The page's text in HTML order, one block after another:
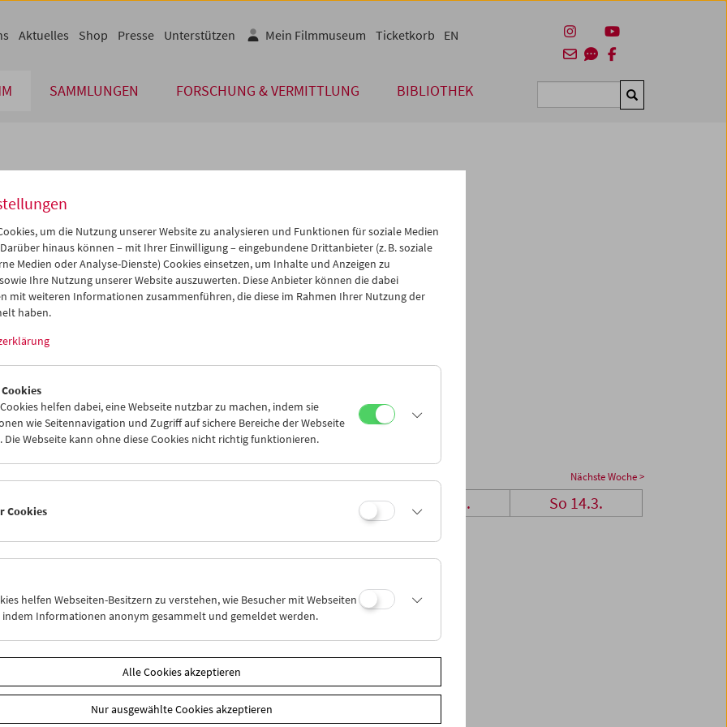
SAMMLUNGEN FORSCHUNG & VERMITTLUNG BIBLIOTHEK Suchen
Aktuelles Shop Presse Unterstützen Mein Filmmuseum Ticketkorb EN
Mär 2027 >>
Mi Do Fr Sa So
03 04 05 06
07
10 11 12 13
14
17 18
24 25
07
iCalender
Programmheft-PDF
English language or subtitles
Nächste Woche >
Mi 10.3. Sa 13.3. So 14.3.
um die Nutzung unserer Website zu analysieren und Funktionen für soziale Medien
hinaus können – mit Ihrer Einwilligung – eingebundene Drittanbieter (z. B. soziale
Medien oder Analyse-Dienste) Cookies einsetzen, um Inhalte und Anzeigen zu
Ihre Nutzung unserer Website auszuwerten. Diese Anbieter können die dabei
mit weiteren Informationen zusammenführen, die diese im Rahmen Ihrer Nutzung der
haben.
helfen dabei, eine Webseite nutzbar zu machen, indem sie
wie Seitennavigation und Zugriff auf sichere Bereiche der Webseite
Die Webseite kann ohne diese Cookies nicht richtig funktionieren.
Cookies
helfen Webseiten-Besitzern zu verstehen, wie Besucher mit Webseiten
indem Informationen anonym gesammelt und gemeldet werden.
Alle Cookies akzeptieren
Nur ausgewählte Cookies akzeptieren